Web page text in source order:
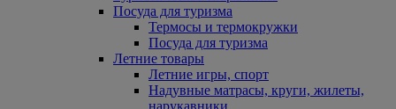
Посуда для туризма
Термосы и термокружки
Посуда для туризма
Летние товары
Летние игры, спорт
Надувные матрасы, круги, жилеты,
нарукавники